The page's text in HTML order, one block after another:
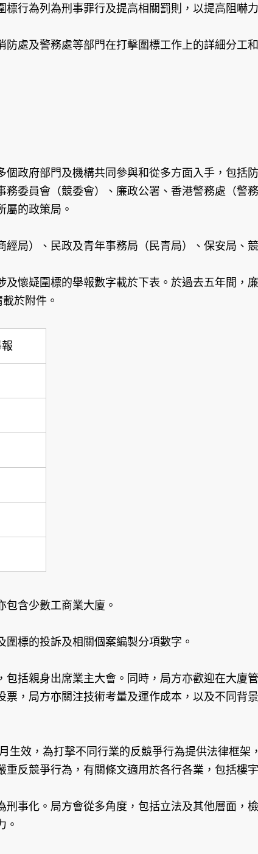
行為列為刑事罪行及提高相關罰則，以提高阻嚇
防處及警務處等部門在打擊圍標工作上的詳細分
府部門及機構共同參與和從多方面入手，包括防
委員會（競委會）、廉政公署、香港警務處（警
屬的政策局。
）、民政及青年事務局（民青局）、保安局、
及懷疑圍標的舉報數字載於下表。於過去五年間
於附件。
含少數工商業大廈。
標的投訴及相關個案編製分項數字。
包括親身出席業主大會。同時，局方亦歡迎在大廈
，局方亦關注技術考量及運作成本，以及不同背
生效，為打擊不同行業的反競爭行為提供法律框
反競爭行為，有關條文適用於各行各業，包括樓宇
化。局方會從多角度，包括立法及其他層面，
。